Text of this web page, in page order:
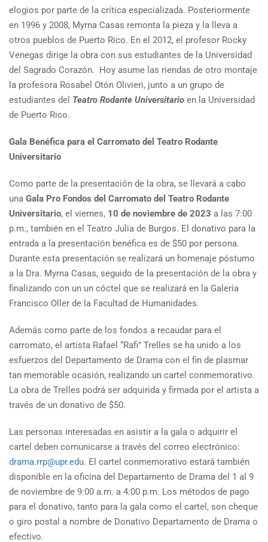
elogios por parte de la crítica especializada. Posteriormente
en 1996 y 2008, Myrna Casas remonta la pieza y la lleva a
otros pueblos de Puerto Rico. En el 2012, el profesor Rocky
Venegas dirige la obra con sus estudiantes de la Universidad
del Sagrado Corazón. Hoy asume las riendas de otro montaje
la profesora Rosabel Otón Olivieri, junto a un grupo de
estudiantes del Teatro Rodante Universitario en la Universidad
de Puerto Rico.
Gala Benéfica para el Carromato del Teatro Rodante
Universitario
Como parte de la presentación de la obra, se llevará a cabo
una Gala Pro Fondos del Carromato del Teatro Rodante
Universitario, el viernes, 10 de noviembre de 2023 a las 7:00
p.m., también en el Teatro Julia de Burgos. El donativo para la
entrada a la presentación benéfica es de $50 por persona.
Durante esta presentación se realizará un homenaje póstumo
a la Dra. Myrna Casas, seguido de la presentación de la obra y
finalizando con un un cóctel que se realizará en la Galería
Francisco Oller de la Facultad de Humanidades.
Además como parte de los fondos a recaudar para el
carromato, el artista Rafael “Rafi” Trelles se ha unido a los
esfuerzos del Departamento de Drama con el fin de plasmar
tan memorable ocasión, realizando un cartel conmemorativo.
La obra de Trelles podrá ser adquirida y firmada por el artista a
través de un donativo de $50.
Las personas interesadas en asistir a la gala o adquirir el
cartel deben comunicarse a través del correo electrónico:
drama.rrp@upr.edu. El cartel conmemorativo estará también
disponible en la oficina del Departamento de Drama del 1 al 9
de noviembre de 9:00 a.m. a 4:00 p.m. Los métodos de pago
para el donativo, tanto para la gala como el cartel, son cheque
o giro postal a nombre de Donativo Departamento de Drama o
efectivo.